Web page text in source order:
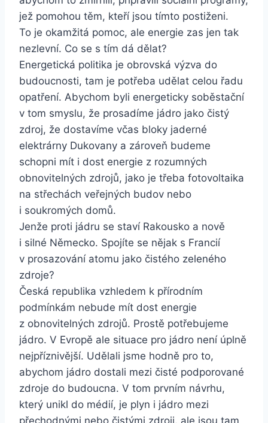
jež pomohou těm, kteří jsou tímto postiženi.
To je okamžitá pomoc, ale energie zas jen tak
nezlevní. Co se s tím dá dělat?
Energetická politika je obrovská výzva do
budoucnosti, tam je potřeba udělat celou řadu
opatření. Abychom byli energeticky soběstační
v tom smyslu, že prosadíme jádro jako čistý
zdroj, že dostavíme včas bloky jaderné
elektrárny Dukovany a zároveň budeme
schopni mít i dost energie z rozumných
obnovitelných zdrojů, jako je třeba fotovoltaika
na střechách veřejných budov nebo
i soukromých domů.
Jenže proti jádru se staví Rakousko a nově
i silné Německo. Spojíte se nějak s Francií
v prosazování atomu jako čistého zeleného
zdroje?
Česká republika vzhledem k přírodním
podmínkám nebude mít dost energie
z obnovitelných zdrojů. Prostě potřebujeme
jádro. V Evropě ale situace pro jádro není úplně
nejpříznivější. Udělali jsme hodně pro to,
abychom jádro dostali mezi čisté podporované
zdroje do budoucna. V tom prvním návrhu,
který unikl do médií, je plyn i jádro mezi